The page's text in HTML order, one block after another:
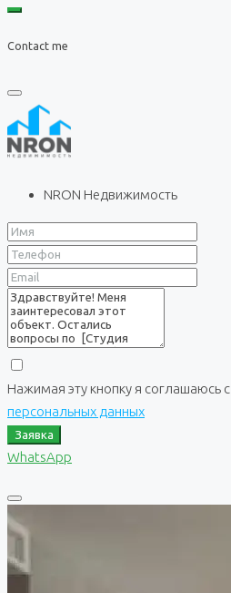
Contact me
NRON Недвижимость
Нажимая эту кнопку я соглашаюсь с
персональных данных
Заявка
WhatsApp